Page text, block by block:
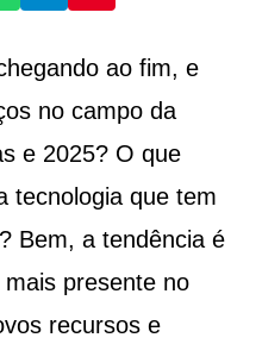
ao fim, e
no campo da
e 2025? O que
tecnologia que tem
Bem, a tendência é
presente no
recursos e